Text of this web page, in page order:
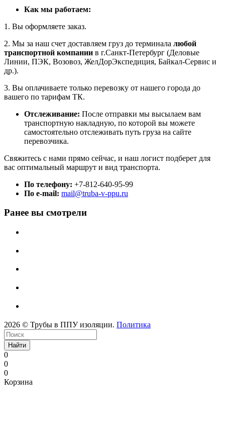
Как мы работаем:
1. Вы оформляете заказ.
2. Мы за наш счет доставляем груз до терминала любой
транспортной компании в г.Санкт-Петербург (Деловые
Линии, ПЭК, Возовоз, ЖелДорЭкспедиция, Байкал-Сервис и
др.).
3. Вы оплачиваете только перевозку от нашего города до
вашего по тарифам ТК.
Отслеживание: После отправки мы высылаем вам
транспортную накладную, по которой вы можете
самостоятельно отслеживать путь груза на сайте
перевозчика.
Свяжитесь с нами прямо сейчас, и наш логист подберет для
вас оптимальный маршрут и вид транспорта.
По телефону: +7-812-640-95-99
По e-mail: mail@truba-v-ppu.ru
Ранее вы смотрели
2026 © Трубы в ППУ изоляции. Политика
Найти
0
0
0
Корзина